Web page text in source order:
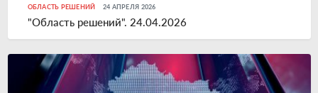
ОБЛАСТЬ РЕШЕНИЙ 24 АПРЕЛЯ 2026
"Область решений". 24.04.2026